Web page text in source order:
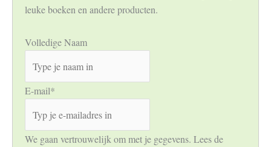
leuke boeken en andere producten.
Volledige Naam
E-mail*
We gaan vertrouwelijk om met je gegevens. Lees de